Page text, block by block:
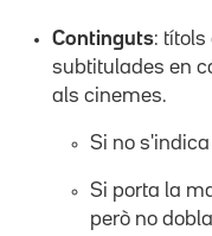
Continguts: títols
subtitulades en
als cinemes.
Si no
Si porta la
però no